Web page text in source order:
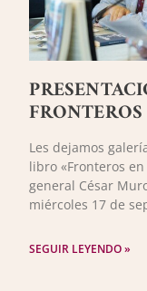
Les dejamos
libro «Fronteros
general César
miércoles 17 de
SEGUIR LEYENDO »